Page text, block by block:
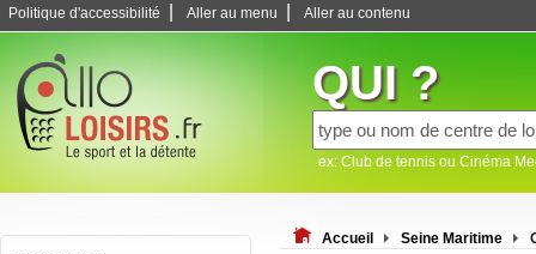
Politique d'accessibilité Aller au menu Aller au contenu
QUI ?
ex: Club de tennis ou Cinéma
Accueil Seine Maritime